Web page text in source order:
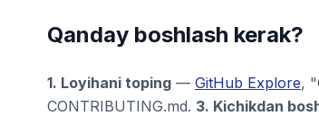
Qanday boshlash kerak?
1. Loyihani toping — GitHub Explore,
CONTRIBUTING.md. 3. Kichikdan